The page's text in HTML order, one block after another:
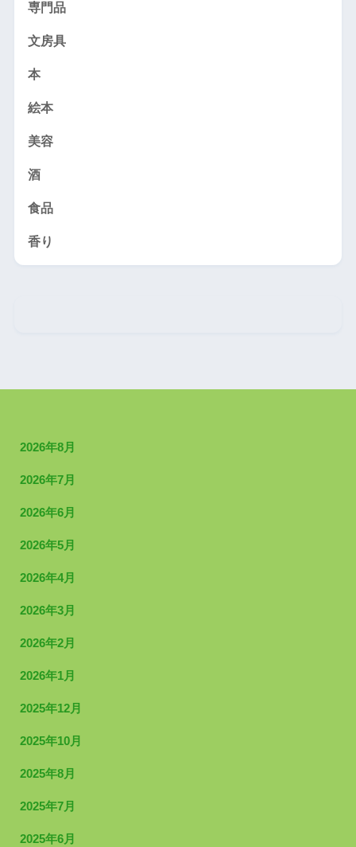
専門品
文房具
本
絵本
美容
酒
食品
香り
2026年8月
2026年7月
2026年6月
2026年5月
2026年4月
2026年3月
2026年2月
2026年1月
2025年12月
2025年10月
2025年8月
2025年7月
2025年6月